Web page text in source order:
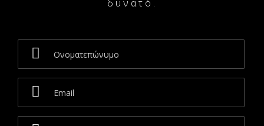
δυνατό.